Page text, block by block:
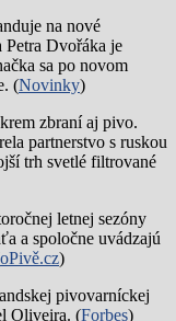
na nové
Petra Dvořáka je
sa po novom
(Novinky)
zbraní aj pivo.
partnerstvo s ruskou
trh svetlé filtrované
letnej sezóny
a spoločne uvádzajú
oPivě.cz)
pivovarníckej
Oliveira. (Forbes)